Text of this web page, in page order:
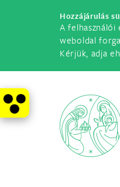
Hozzájárulás
A felhasználói
weboldal
Kérjük, adja